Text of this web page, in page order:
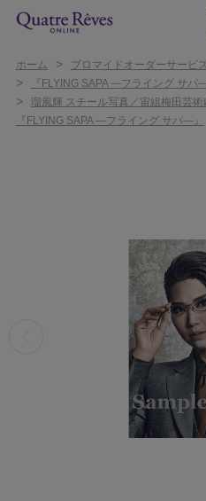
ホーム > ブロマイドオーダーサービス
> 『FLYING SAPA ―フライング サパ―
>
瑠風輝 スチール写真／宙組梅田芸
『FLYING SAPA ―フライング サパ―』